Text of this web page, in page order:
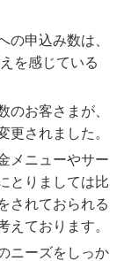
の申込み数は、
を感じている
のお客さまが、
更されました。
メニューやサー
とりましては比
されておられる
えております。
ニーズをしっか